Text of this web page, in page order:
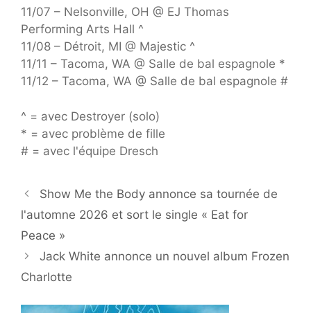
11/07 – Nelsonville, OH @ EJ Thomas
Performing Arts Hall ^
11/08 – Détroit, MI @ Majestic ^
11/11 – Tacoma, WA @ Salle de bal espagnole *
11/12 – Tacoma, WA @ Salle de bal espagnole #
^ = avec Destroyer (solo)
* = avec problème de fille
# = avec l'équipe Dresch
Show Me the Body annonce sa tournée de
l'automne 2026 et sort le single « Eat for
Peace »
Jack White annonce un nouvel album Frozen
Charlotte